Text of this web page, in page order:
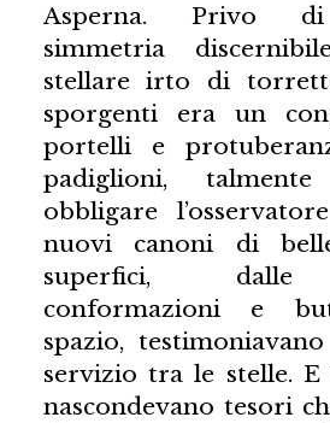
Asperna. Privo di
simmetria
stellare irto di
sporgenti era un
portelli e
padiglioni,
obbligare
nuovi canoni di
superfici, dalle
conformazioni e
spazio,
servizio tra le stelle. E
nascondevano tesori